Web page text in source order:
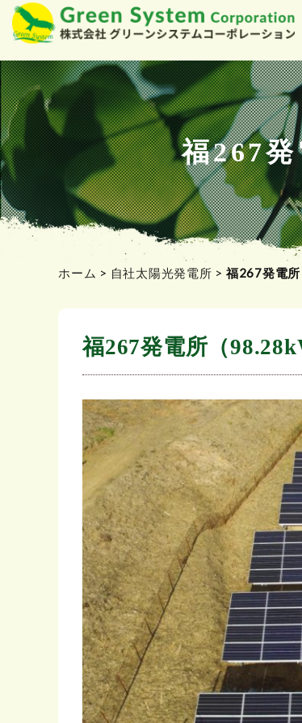
ン
テ
ン
ツ
へ
ス
キ
ッ
プ
福267
ホーム > 自社太陽光発電所 > 福267発電
福267発電所（